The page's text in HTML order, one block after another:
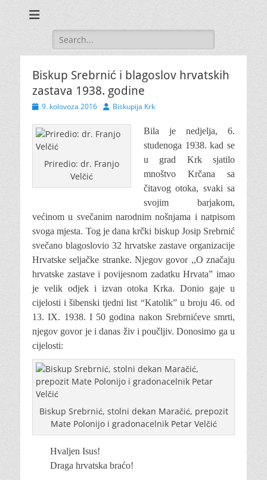
Search
for:
Biskup Srebrnić i blagoslov hrvatskih
zastava 1938. godine
Posted
9. kolovoza 2016 AuthorBiskupija Krk
Priredio: dr. Franjo
Velčić
Bila je nedjelja, 6.
studenoga 1938. kad se
u grad Krk sjatilo
mnoštvo Krčana sa
čitavog otoka, svaki sa
svojim barjakom,
većinom u svečanim narodnim nošnjama i natpisom
svoga mjesta. Tog je dana krčki biskup Josip Srebrnić
svečano blagoslovio 32 hrvatske zastave organizacije
Hrvatske seljačke stranke. Njegov govor ,,O značaju
hrvatske zastave i povijesnom zadatku Hrvata” imao
je velik odjek i izvan otoka Krka. Donio gaje u
cijelosti i šibenski tjedni list “Katolik” u broju 46. od
13. IX. 1938. I 50 godina nakon Srebrnićeve smrti,
njegov govor je i danas živ i poučljiv. Donosimo ga u
cijelosti:
Biskup Srebrnić, stolni dekan Maračić, prepozit
Mate Polonijo i gradonacelnik Petar Velčić
Hvaljen Isus!
Draga hrvatska braćo!